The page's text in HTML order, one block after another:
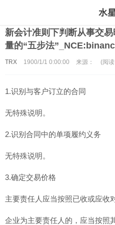
新会计准则下判断从事交
量的“五步法
TRX 1900/1/1 0:00:00 来源： (阅
1.识别与客户订立的合同
无特殊说明。
2.识别合同中的单项履约义务
无特殊说明。
3.确定交易价格
主要责任人应当按照已收或应收
企业为主要责任人的，应当按照